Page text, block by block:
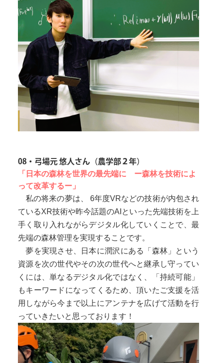
08・弓場元 悠人さん（農学部２年）
「日本の森林を世界の最先端に ー森林を技術によ
って改革するー」
私の将来の夢は、 6年度VRなどの技術が内包され
ているXR技術や昨今話題のAIといった先端技術を上
手く取り入れながらデジタル化していくことで、最
先端の森林管理を実現することです。
夢を実現させ、日本に潤沢にある「森林」という
資源を次の世代やその次の世代へと継承し守ってい
くには、単なるデジタル化ではなく、「持続可能」
もキーワードになってくるため、頂いたご支援を活
用しながら今まで以上にアンテナを広げて活動を行
っていきたいと思っております！